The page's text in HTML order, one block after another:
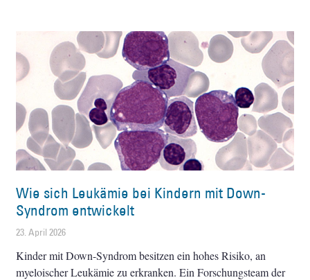
Wie sich Leukämie bei Kindern mit Down-
Syndrom entwickelt
23. April 2026
Kinder mit Down-Syndrom besitzen ein hohes Risiko, an
myeloischer Leukämie zu erkranken. Ein Forschungsteam der